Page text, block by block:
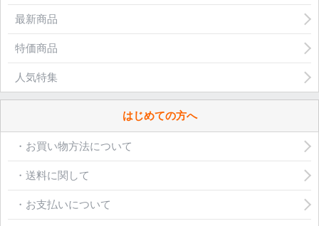
最新商品
特価商品
人気特集
はじめての方へ
・お買い物方法について
・送料に関して
・お支払いについて